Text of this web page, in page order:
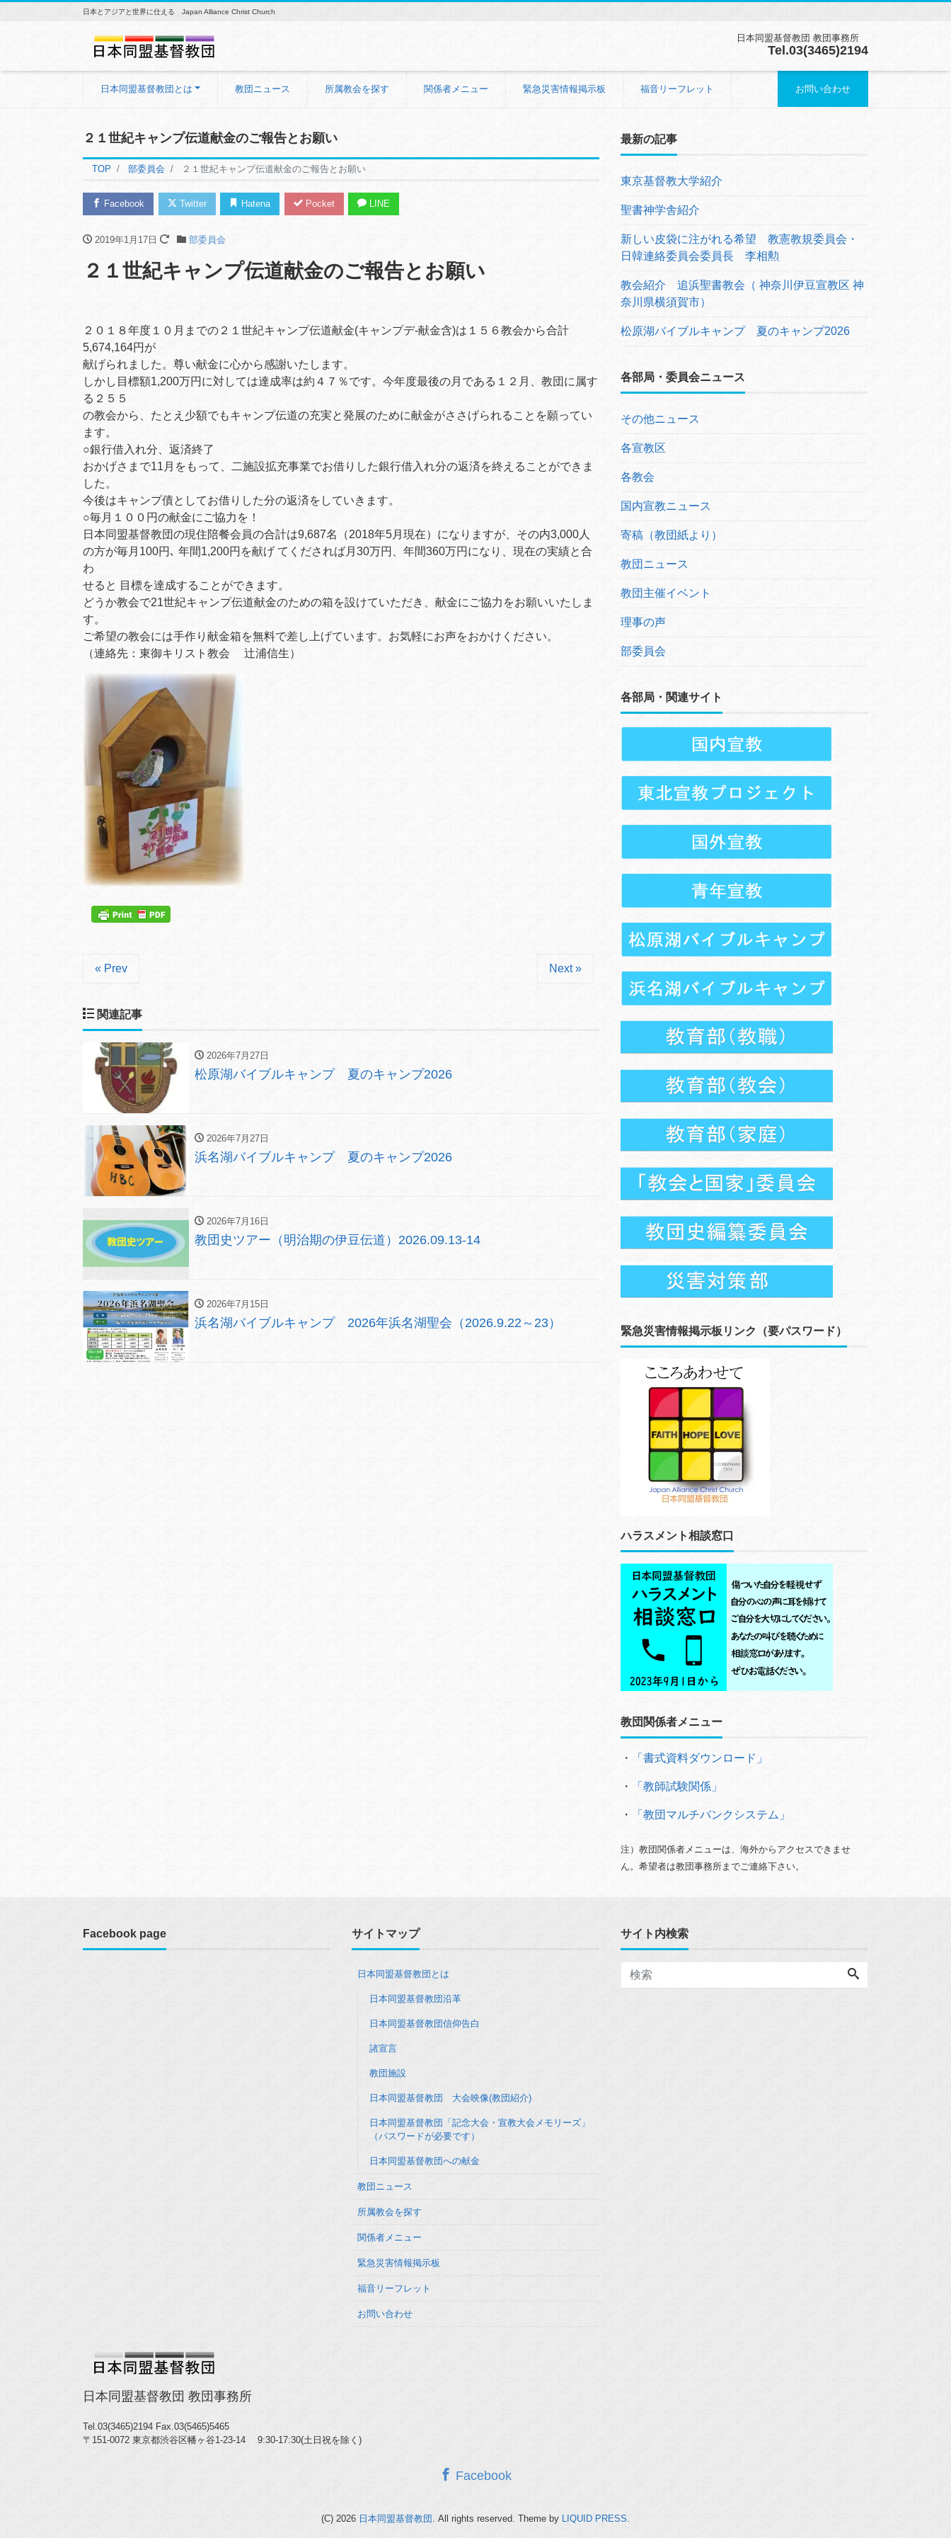
日本とアジアと世界に仕える Japan Alliance Christ Church
日本同盟基督教団 教団事務所
Tel.03(3465)2194
日本同盟基督教団とは 教団ニュース 所属教会を探す 関係者メニュー 緊急災害情報掲示板 福音リーフレット お問い合わせ
２１世紀キャンプ伝道献金のご報告とお願い
TOP 部委員会 ２１世紀キャンプ伝道献金のご報告とお願い
Facebook Twitter Hatena Pocket LINE
2019年1月17日 部委員会
２１世紀キャンプ伝道献金のご報告とお願い
２０１８年度１０月までの２１世紀キャンプ伝道献金(キャンプデ-献金含)は１５６教会から合計
5,674,164円が
献げられました。尊い献金に心から感謝いたします。
しかし目標額1,200万円に対しては達成率は約４７％です。今年度最後の月である１２月、教団に属す
る２５５
の教会から、たとえ少額でもキャンプ伝道の充実と発展のために献金がささげられることを願ってい
ます。
○銀行借入れ分、返済終了
おかげさまで11月をもって、二施設拡充事業でお借りした銀行借入れ分の返済を終えることができま
した。
今後はキャンプ債としてお借りした分の返済をしていきます。
○毎月１００円の献金にご協力を！
日本同盟基督教団の現住陪餐会員の合計は9,687名（2018年5月現在）になりますが、その内3,000人
の方が毎月100円､ 年間1,200円を献げ てくだされば月30万円、年間360万円になり、現在の実績と合
わ
せると 目標を達成することができます。
どうか教会で21世紀キャンプ伝道献金のための箱を設けていただき、献金にご協力をお願いいたしま
す。
ご希望の教会には手作り献金箱を無料で差し上げています。お気軽にお声をおかけください。
（連絡先：東御キリスト教会 辻浦信生）
« Prev Next »
関連記事
2026年7月27日
松原湖バイブルキャンプ 夏のキャンプ2026
2026年7月27日
浜名湖バイブルキャンプ 夏のキャンプ2026
2026年7月16日
教団史ツアー（明治期の伊豆伝道）2026.09.13-14
2026年7月15日
浜名湖バイブルキャンプ 2026年浜名湖聖会（2026.9.22～23）
最新の記事
東京基督教大学紹介
聖書神学舎紹介
新しい皮袋に注がれる希望 教憲教規委員会・
日韓連絡委員会委員長 李相勲
教会紹介 追浜聖書教会（ 神奈川伊豆宣教区 神
奈川県横須賀市）
松原湖バイブルキャンプ 夏のキャンプ2026
各部局・委員会ニュース
その他ニュース
各宣教区
各教会
国内宣教ニュース
寄稿（教団紙より）
教団ニュース
教団主催イベント
理事の声
部委員会
各部局・関連サイト
緊急災害情報掲示板リンク（要パスワード）
ハラスメント相談窓口
教団関係者メニュー
・ 「書式資料ダウンロード」
・ 「教師試験関係」
・ 「教団マルチバンクシステム」
注）教団関係者メニューは、海外からアクセスできませ
ん。希望者は教団事務所までご連絡下さい。
Facebook page サイトマップ
日本同盟基督教団とは
日本同盟基督教団沿革
日本同盟基督教団信仰告白
諸宣言
教団施設
日本同盟基督教団 大会映像(教団紹介)
日本同盟基督教団「記念大会・宣教大会メモリーズ」
（パスワードが必要です）
日本同盟基督教団への献金
教団ニュース
所属教会を探す
関係者メニュー
緊急災害情報掲示板
福音リーフレット
お問い合わせ
サイト内検索
日本同盟基督教団 教団事務所
Tel.03(3465)2194 Fax.03(5465)5465
〒151-0072 東京都渋谷区幡ヶ谷1-23-14 9:30-17:30(土日祝を除く)
Facebook
(C) 2026 日本同盟基督教団 . All rights reserved. Theme by LIQUID PRESS